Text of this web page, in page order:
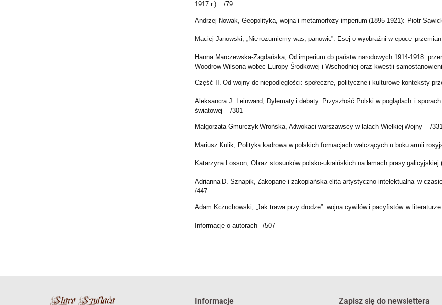
1917 r.) /79
Andrzej Nowak, Geopolityka, wojna i metamorfozy imperium (1895-1921): Piotr
Maciej Janowski, „Nie rozumiemy was, panowie”. Esej o wyobraźni w epoce
Hanna Marczewska-Zagdańska, Od imperium do państw narodowych 1914-1918:
Woodrow Wilsona wobec Europy Środkowej i Wschodniej oraz kwestii
Część II. Od wojny do niepodległości: społeczne, polityczne i kulturowe konteksty
Aleksandra J. Leinwand, Dylematy i debaty. Przyszłość Polski w poglądach i
światowej /301
Małgorzata Gmurczyk-Wrońska, Adwokaci warszawscy w latach Wielkiej Wojny /331
Mariusz Kulik, Polityka kadrowa w polskich formacjach walczących u boku armii
Katarzyna Losson, Obraz stosunków polsko-ukraińskich na łamach prasy
Adrianna D. Sznapik, Zakopane i zakopiańska elita artystyczno-intelektualna w
/447
Adam Kożuchowski, „Jak trawa przy drodze”: wojna cywilów i pacyfistów w
Informacje o autorach /507
Informacje Zapisz się do newslettera